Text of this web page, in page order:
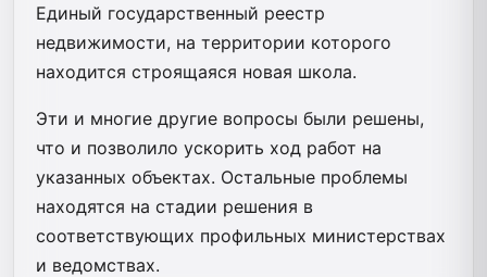
Единый государственный реестр
недвижимости, на территории которого
находится строящаяся новая школа.
Эти и многие другие вопросы были решены,
что и позволило ускорить ход работ на
указанных объектах. Остальные проблемы
находятся на стадии решения в
соответствующих профильных министерствах
и ведомствах.